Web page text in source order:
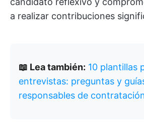
a realizar contribuciones
📖 Lea también: 10 plantillas
entrevistas: preguntas y
responsables de